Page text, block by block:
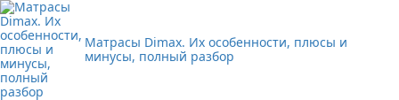
Матрасы Dimax. Их особенности, плюсы и
минусы, полный разбор